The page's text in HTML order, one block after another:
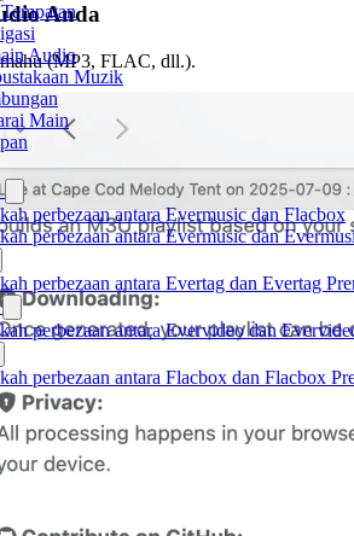
Audio
Muzik
Main
perbezaan antara Evermusic dan Flacbox
perbezaan antara Evermusic dan
perbezaan antara Evertag dan Evertag
perbezaan antara Evervideo dan
perbezaan antara Flacbox dan Flacbox
Anda
(MP3, FLAC, dll.).